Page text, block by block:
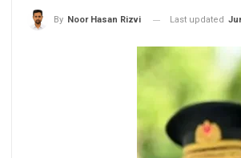
By Noor Hasan Rizvi Last updated